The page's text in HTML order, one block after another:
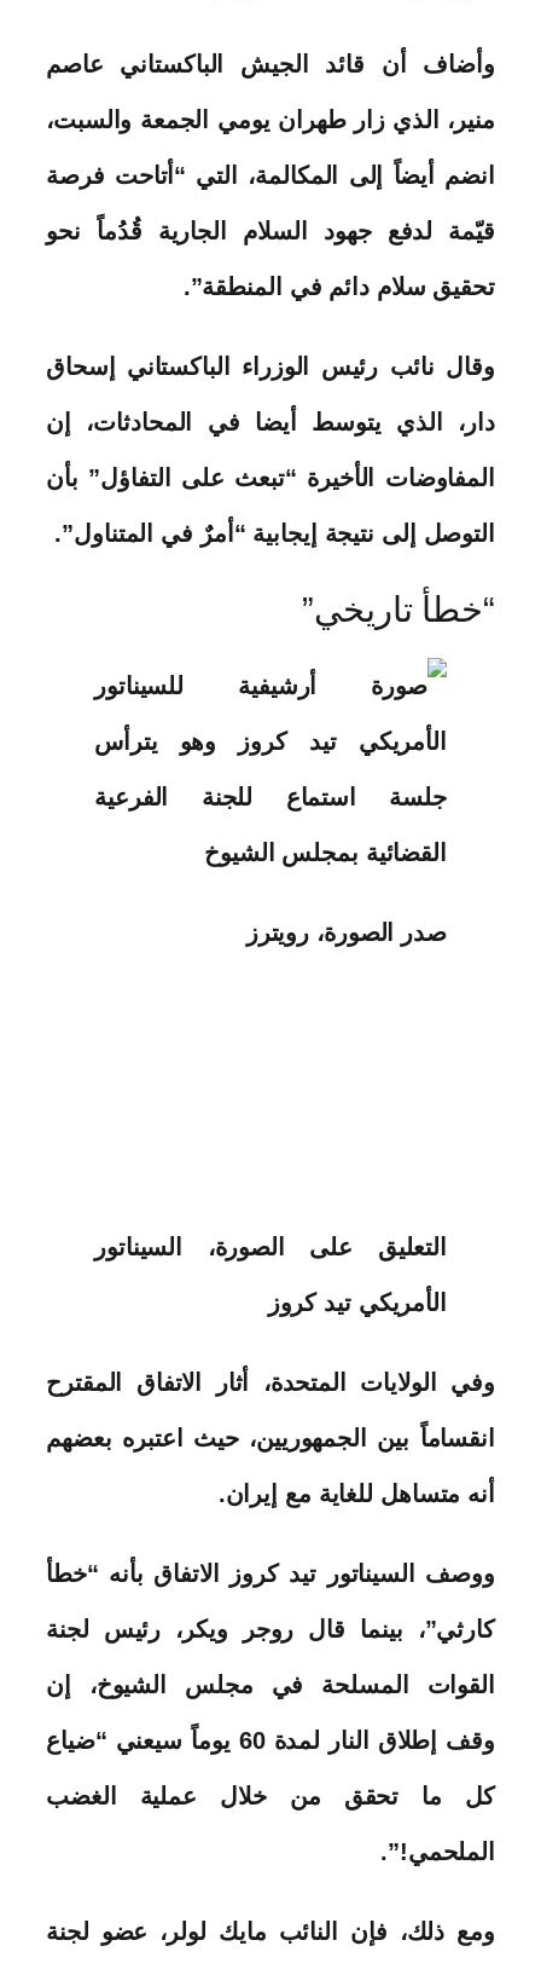
وأضاف أن قائد الجيش الباكستاني عاصم
منير، الذي زار طهران يومي الجمعة والسبت،
انضم أيضاً إلى المكالمة، التي “أتاحت فرصة
قيّمة لدفع جهود السلام الجارية قُدُماً نحو
تحقيق سلام دائم في المنطقة”.
وقال نائب رئيس الوزراء الباكستاني إسحاق
دار، الذي يتوسط أيضا في المحادثات، إن
المفاوضات الأخيرة “تبعث على التفاؤل” بأن
التوصل إلى نتيجة إيجابية “أمرٌ في المتناول”.
“خطأ تاريخي”
صدر الصورة، رويترز
التعليق على الصورة، السيناتور
الأمريكي تيد كروز
وفي الولايات المتحدة، أثار الاتفاق المقترح
انقساماً بين الجمهوريين، حيث اعتبره بعضهم
أنه متساهل للغاية مع إيران.
ووصف السيناتور تيد كروز الاتفاق بأنه “خطأ
كارثي”، بينما قال روجر ويكر، رئيس لجنة
القوات المسلحة في مجلس الشيوخ، إن
وقف إطلاق النار لمدة 60 يوماً سيعني “ضياع
كل ما تحقق من خلال عملية الغضب
الملحمي!”.
ومع ذلك، فإن النائب مايك لولر، عضو لجنة